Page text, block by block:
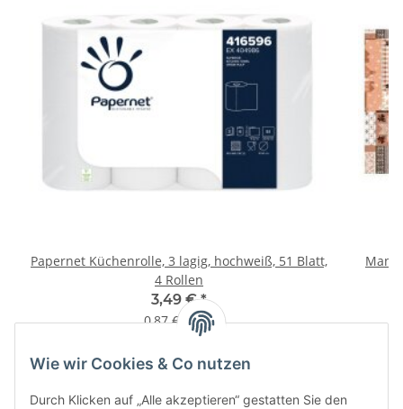
Wie wir Cookies & Co nutzen
Durch Klicken auf „Alle akzeptieren“ gestatten Sie den
Papernet Küchenrolle, 3 lagig, hochweiß, 51 Blatt,
4 Rollen
3,49 €*
0,87 € pro 1
Mank